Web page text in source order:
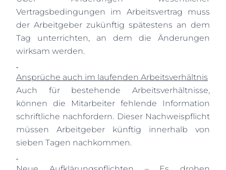
Vertragsbedingungen im Arbeitsvertrag muss
der Arbeitgeber zukünftig spätestens an dem
Tag unterrichten, an dem die Änderungen
wirksam werden.
Ansprüche auch im laufenden Arbeitsverhältnis
Auch für bestehende Arbeitsverhältnisse,
können die Mitarbeiter fehlende Information
schriftliche nachfordern. Dieser Nachweispflicht
müssen Arbeitgeber künftig innerhalb von
sieben Tagen nachkommen.